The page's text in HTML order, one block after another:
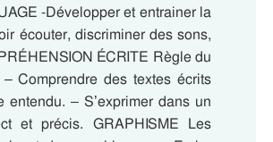
-Développer et entrainer la
écouter, discriminer des sons,
ÉCRITE Règle du
Comprendre des textes écrits
– S’exprimer dans un
et précis. GRAPHISME Les